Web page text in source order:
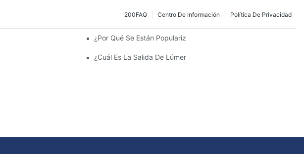
Política De Privacidad
Centro De Información
200FAQ
Farolas Solares? ¿Por Qué Se Están Popularizando Las Farolas Solares?
Del Área De Estacionamiento Y Las Luces Del Estacionamiento?
¿Cuál Es La Salida De Lúmenes Ideal Para Un Estacionamiento